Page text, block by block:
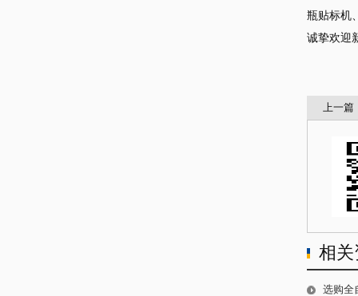
瓶贴标机
诚挚欢迎
上一篇
相
选购全